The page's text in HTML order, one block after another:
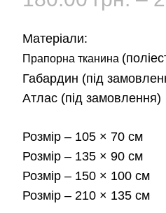
Матеріали:
Прапорна тканина
Габардин (під
Атлас (під замовлення)
Розмір – 105 × 70 см
Розмір – 135 × 90 см
Розмір – 150 × 100 см
Розмір – 210 × 135 см